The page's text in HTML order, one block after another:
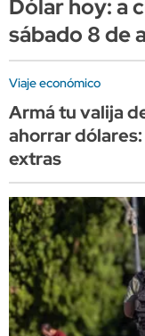
Dólar hoy: a
sábado 8 de
Viaje económico
Armá tu valija
ahorrar
extras